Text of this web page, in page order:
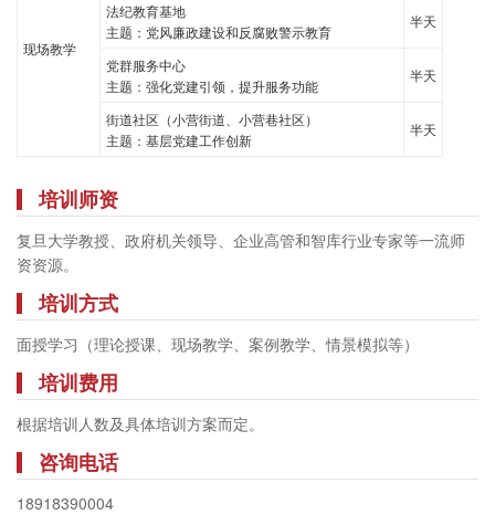
现场教学
法纪教育基地
主题：党风廉政建设和反腐败警示教育
半天
党群服务中心
主题：强化党建引领，提升服务功能
半天
街道社区（小营街道、小营巷社区）
主题：基层党建工作创新
半天
培训师资
复旦大学教授、政府机关领导、企业高管和智库行业专家等一流师
资资源。
培训方式
面授学习（理论授课、现场教学、案例教学、情景模拟等）
培训费用
根据培训人数及具体培训方案而定。
咨询电话
18918390004